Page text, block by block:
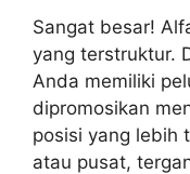
Sangat besar!
yang terstruktur.
Anda memiliki
dipromosikan
posisi yang lebih
atau pusat,